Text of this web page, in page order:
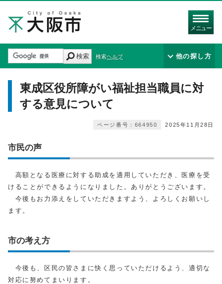
メニュー
検索 検索ヘルプ 他の探し方
東成区役所障がい福祉担当職員に対
する意見について
2025年11月28日
ページ番号：664950
市民の声
高額となる医療に対する助成を適用していただき、医療を受
けることができるようになりました。ありがとうございます。
今後もお力添えをしていただきますよう、よろしくお願いし
ます。
市の考え方
今後も、区民の皆さまに快く思っていただけるよう、適切な
対応に努めてまいります。